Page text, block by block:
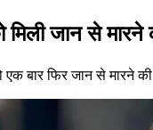
जान से मारने
बार फिर जान से मारने